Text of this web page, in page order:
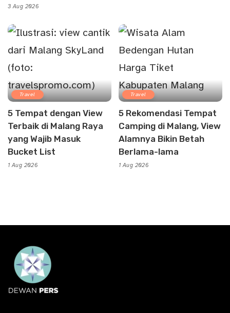
3 Aug 2026
Travel
5 Tempat dengan View
Terbaik di Malang Raya
yang Wajib Masuk
Bucket List
1 Aug 2026
Travel
5 Rekomendasi Tempat
Camping di Malang, View
Alamnya Bikin Betah
Berlama-lama
1 Aug 2026